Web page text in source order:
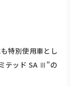
特別使用車とし
テッド SA Ⅲ”の